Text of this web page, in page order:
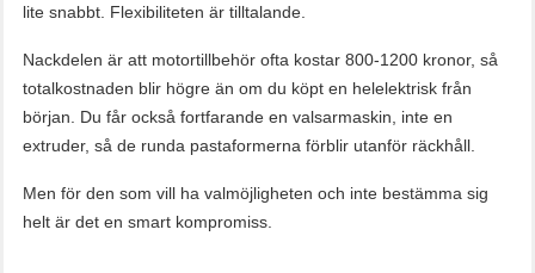
lite snabbt. Flexibiliteten är tilltalande.
Nackdelen är att motortillbehör ofta kostar 800-1200 kronor, så
totalkostnaden blir högre än om du köpt en helelektrisk från
början. Du får också fortfarande en valsarmaskin, inte en
extruder, så de runda pastaformerna förblir utanför räckhåll.
Men för den som vill ha valmöjligheten och inte bestämma sig
helt är det en smart kompromiss.